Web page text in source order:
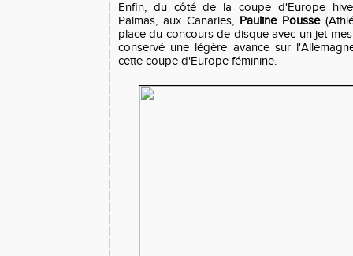
Enfin, du côté de la coupe d'Europe
Palmas, aux Canaries, Pauline Pousse
place du concours de disque avec un jet
conservé une légère avance sur
cette coupe d'Europe féminine.